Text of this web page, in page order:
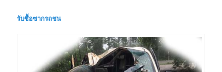
รับซื้อซากรถชน